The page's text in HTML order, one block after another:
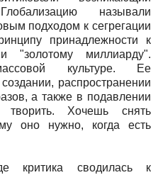
называли
подходом к сегрегации
принадлежности к
"золотому миллиарду".
культуре. Ее
распространении
а также в подавлении
творить. Хочешь снять
оно нужно, когда есть
критика сводилась к